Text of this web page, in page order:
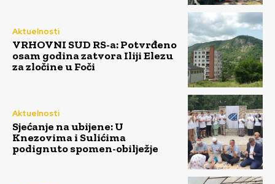
Aktuelnosti
VRHOVNI SUD RS-a: Potvrđeno
osam godina zatvora Iliji Elezu
za zločine u Foči
Aktuelnosti
Sjećanje na ubijene: U
Knezovima i Sulićima
podignuto spomen-obilježje